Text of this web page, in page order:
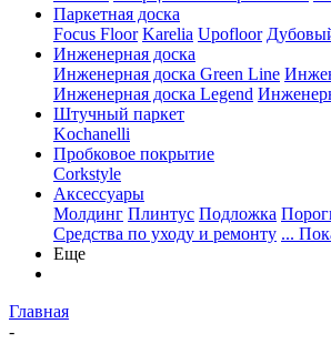
Паркетная доска
Focus Floor Karelia Upofloor
Инженерная доска
Инженерная доска Green Line
Инженерная доска Legend
Штучный паркет
Kochanelli
Пробковое покрытие
Corkstyle
Аксессуары
Молдинг Плинтус Подложка
Средства по уходу и ремонту ...
Еще
Главная
-